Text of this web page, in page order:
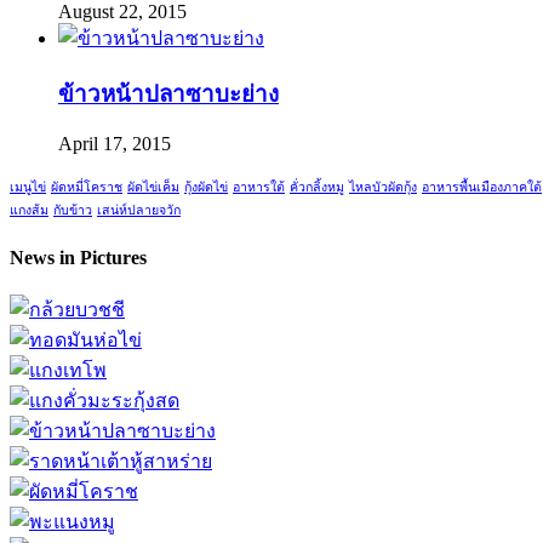
August 22, 2015
ข้าวหน้าปลาซาบะย่าง
April 17, 2015
เมนูไข่ ผัดหมี่โคราช ผัดไข่เค็ม กุ้งผัดไข่ อาหารใต้ คั่วกลิ้งหมู ไหลบัวผัดกุ้ง อาหารพื้นเมืองภาคใต้
แกงส้ม กับข้าว เสน่ห์ปลายจวัก
News in Pictures